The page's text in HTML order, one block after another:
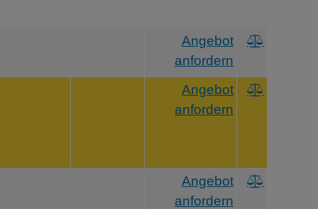
Angebot
anfordern
Angebot
anfordern
Angebot
anfordern